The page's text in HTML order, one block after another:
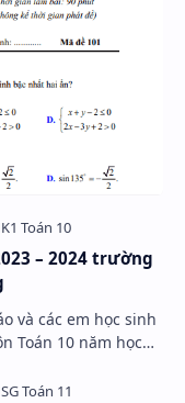
– 2024 trường
và các em học sinh
Toán 10 năm học